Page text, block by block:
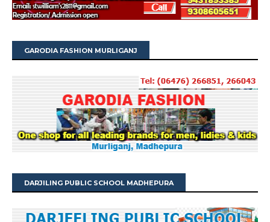
GARODIA FASHION MURLIGANJ
DARJILING PUBLIC SCHOOL MADHEPURA